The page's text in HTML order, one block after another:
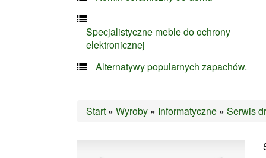
Specjalistyczne meble do ochrony
elektronicznej
Alternatywy popularnych zapachów.
Start » Wyroby » Informatyczne » Serwis